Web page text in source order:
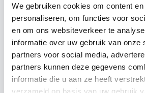
We gebruiken cookies om content
personaliseren, om functies voor
en om ons websiteverkeer te
informatie over uw gebruik van onze
partners voor social media,
partners kunnen deze gegevens
informatie die u aan ze heeft
verzameld op basis van uw gebruik
25 € 1,49
100 € 1,31
250 € 1,23
500 € 1,05